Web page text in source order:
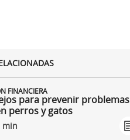
FINANCIERA
para prevenir problemas
perros y gatos